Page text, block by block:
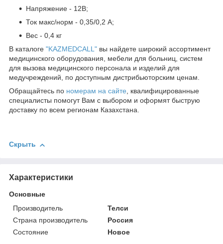
Напряжение - 12В;
Ток макс/норм - 0,35/0,2 А;
Вес - 0,4 кг
В каталоге "KAZMEDCALL" вы найдете широкий ассортимент
медицинского оборудования, мебели для больниц, систем
для вызова медицинского персонала и изделий для
медучреждений, по доступным дистрибьюторским ценам.
Обращайтесь по номерам на сайте, квалифицированные
специалисты помогут Вам с выбором и оформят быструю
доставку по всем регионам Казахстана.
Скрыть
Характеристики
Основные
Производитель
Телси
Страна производитель
Россия
Состояние
Новое